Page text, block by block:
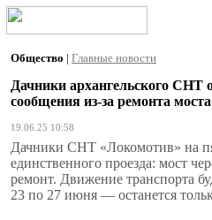
Общество | Главные новости
Дачники архангельского СНТ
сообщения из-за ремонта моста
19.06.25 10:58
Дачники СНТ «Локомотив» на
единственного проезда: мост
ремонт. Движение транспорта
23 по 27 июня — останется